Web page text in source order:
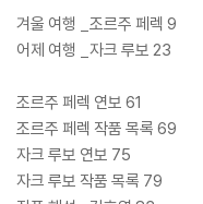
겨울 여행 _조르주 페렉 9
어제 여행 _자크 루보 23
조르주 페렉 연보 61
조르주 페렉 작품 목록 69
자크 루보 연보 75
자크 루보 작품 목록 79